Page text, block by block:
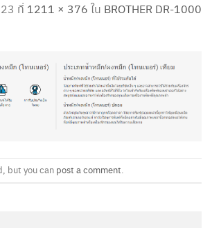
ที่ 1211 × 376 ใน BROTHER DR-1000
but you can post a comment.